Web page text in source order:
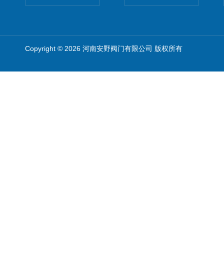
Copyright © 2026 河南安野阀门有限公司 版权所有